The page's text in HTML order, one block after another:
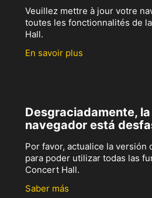
Veuillez mettre à jour votre
toutes les fonctionnalités de
Hall.
En savoir plus
Desgraciadamente,
navegador está
Por favor, actualice la versión
para poder utilizar todas las
Concert Hall.
Saber más